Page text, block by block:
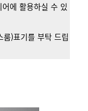
에 활용하실 수 있
룸)표기를 부탁 드립